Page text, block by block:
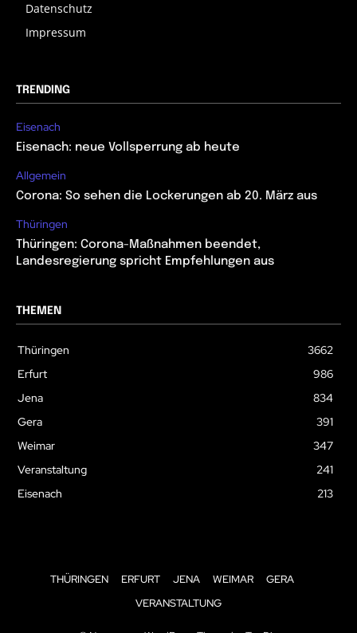
Datenschutz
Impressum
TRENDING
Eisenach
Eisenach: neue Vollsperrung ab heute
Allgemein
Corona: So sehen die Lockerungen ab 20. März aus
Thüringen
Thüringen: Corona-Maßnahmen beendet,
Landesregierung spricht Empfehlungen aus
THEMEN
Thüringen
3662
Erfurt
986
Jena
834
Gera
391
Weimar
347
Veranstaltung
241
Eisenach
213
THÜRINGEN ERFURT JENA WEIMAR
GERA
VERANSTALTUNG